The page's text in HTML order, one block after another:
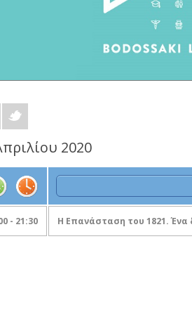
2020
- 21:30 Η Επανάσταση του 1821. Ένα